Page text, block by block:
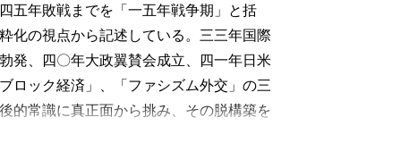
五年敗戦までを「一五年戦争期」と括
化の視点から記述している。三三年国際
発、四〇年大政翼賛会成立、四一年日米
ック経済」、「ファシズム外交」の三
的常識に真正面から挑み、その脱構築を
ム」』である。